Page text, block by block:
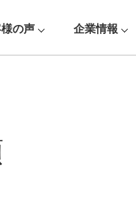
の声 企業情報